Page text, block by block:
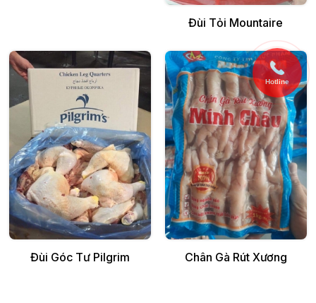
Thêm vào giỏ
Đùi Tỏi Mountaire
Thêm vào giỏ
Đùi Góc Tư Pilgrim
Thêm vào giỏ
Chân Gà Rút Xương
Hotline